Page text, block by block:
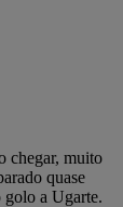
chegar, muito
quase
golo a Ugarte.